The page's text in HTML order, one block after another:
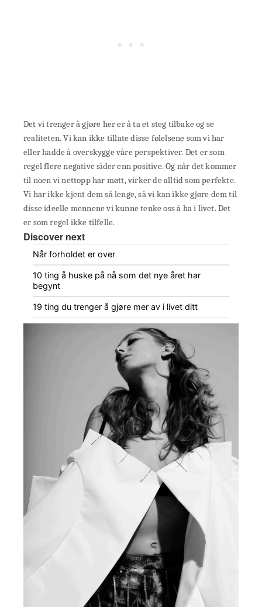
Det vi trenger å gjøre her er å ta et steg tilbake og se
realiteten. Vi kan ikke tillate disse følelsene som vi har
eller hadde å overskygge våre perspektiver. Det er som
regel flere negative sider enn positive. Og når det kommer
til noen vi nettopp har møtt, virker de alltid som perfekte.
Vi har ikke kjent dem så lenge, så vi kan ikke gjøre dem til
disse ideelle mennene vi kunne tenke oss å ha i livet. Det
er som regel ikke tilfelle.
Discover next
Når forholdet er over
10 ting å huske på nå som det nye året har
begynt
19 ting du trenger å gjøre mer av i livet ditt